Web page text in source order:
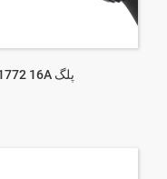
Type1 EV کار چارجر SAE J1772 16A پلگ